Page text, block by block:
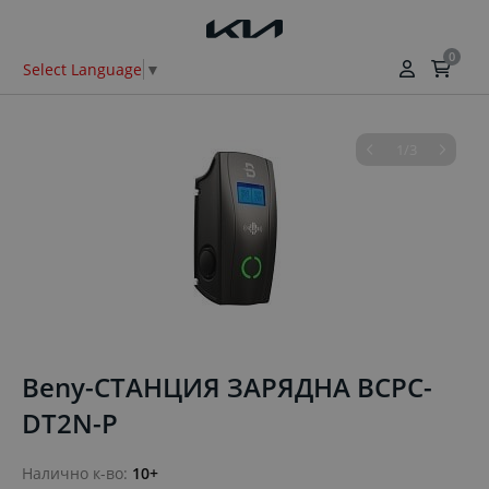
Select Language ▼
0
Beny-СТАНЦИЯ ЗАРЯДНА BCPC-
DT2N-P
Налично к-во: 10+